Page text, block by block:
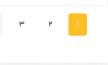
1
2
3